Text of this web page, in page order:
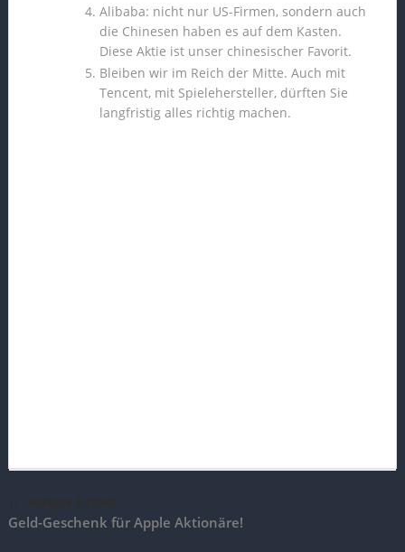
Alibaba: nicht nur US-Firmen, sondern auch
die Chinesen haben es auf dem Kasten.
Diese Aktie ist unser chinesischer Favorit.
Bleiben wir im Reich der Mitte. Auch mit
Tencent, mit Spielehersteller, dürften Sie
langfristig alles richtig machen.
Geld-Geschenk für Apple Aktionäre!